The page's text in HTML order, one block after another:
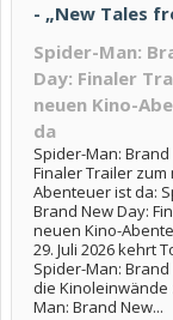
- „New Tales
Spider-Man:
Day: Finaler
neuen Kino-
da
Spider-Man: Brand
Finaler Trailer zum
Abenteuer ist da:
Brand New Day:
neuen Kino-
29. Juli 2026 kehrt
Spider-Man:
die Kinoleinwände
Man: Brand New...